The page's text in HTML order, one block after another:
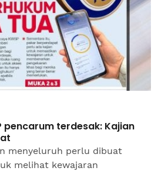
pencarum terdesak: Kajian
menyeluruh perlu dibuat
melihat kewajaran